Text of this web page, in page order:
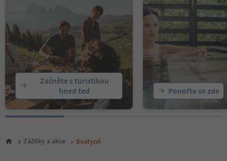
Začněte s turistikou
hned teď
Ponořte se zde
Zážitky a akce Svatyně